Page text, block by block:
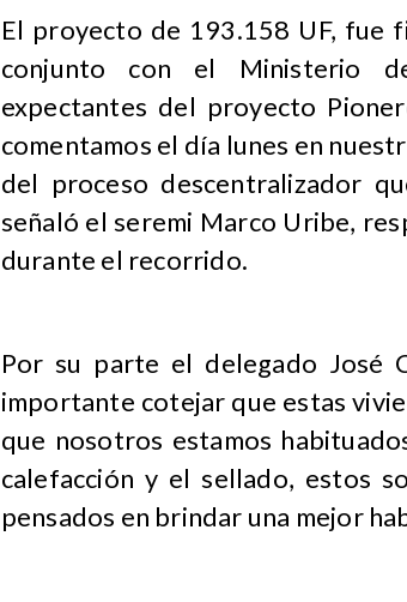
El proyecto de 193.158 UF, fue
conjunto con el Ministerio
expectantes del proyecto
comentamos el día lunes en
del proceso descentralizador
señaló el seremi Marco Uribe,
durante el recorrido.
Por su parte el delegado José
importante cotejar que estas
que nosotros estamos
calefacción y el sellado, estos
pensados en brindar una mejor